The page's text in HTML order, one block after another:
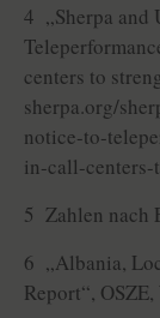
4 „Sherpa and
centers to
sherpa.org/
notice-to-
in-call-
5 Zahlen nach
6 „Albania,
Report“,